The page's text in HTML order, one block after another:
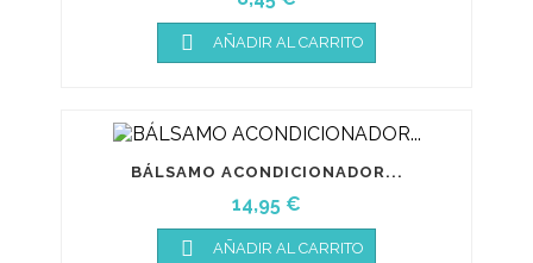
 AÑADIR AL CARRITO
BÁLSAMO ACONDICIONADOR...
Precio
14,95 €
 AÑADIR AL CARRITO